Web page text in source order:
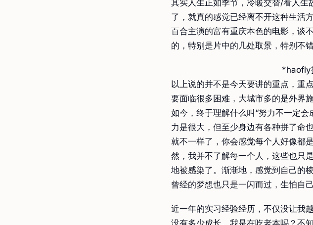
其实人生正如季节，冷暖交替/看人生
了，就真的感觉已经离不开这种生活
百合主演的富有重庆本色的电影，谈
的，特别是片中的几处取景，特别不
*haofly
以上说的并不是今天要讲的重点，重
要面临很多困难，大城市多的是外界
如今，终于理解什么叫“努力不一定
力是很大，但至少身边有各种拼了命
就不一样了，你会感觉每个人好像都
然，我并不了解每一个人，这些也只
地被感染了。渐渐地，感觉到自己的
曾经的梦想也只是一闪而过，生怕自
近一年的实习经验经历，不仅没让我
没有多少成长。我是在吃老本吗？不